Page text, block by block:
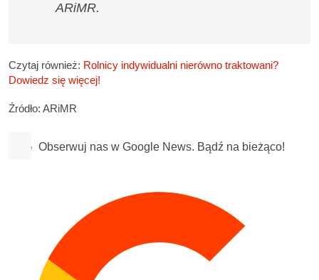
ARiMR.
Czytaj również: Rolnicy indywidualni nierówno traktowani?
Dowiedz się więcej!
Źródło: ARiMR
Obserwuj nas w Google News. Bądź na bieżąco!